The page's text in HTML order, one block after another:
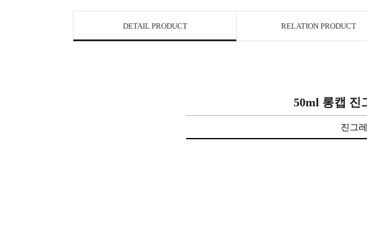
DETAIL PRODUCT RELATION PRODUCT
50ml 롱캡 진
진그